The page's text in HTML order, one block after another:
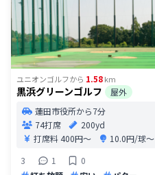
ユニオンゴルフから 1.58km
黒浜グリーンゴルフ
屋外
蓮田市役所から7分
74打席
200yd
打席料400円〜
10.0円/球〜
3
1
0